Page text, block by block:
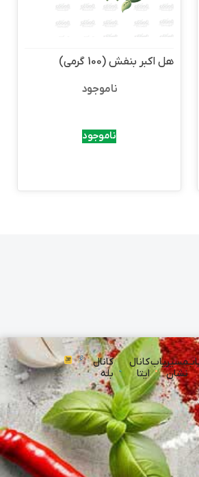
هل اکبر بنفش (100 گرمی)
ناموجود
ناموجود
مسیریاب
نشان
کانال
ایتا
کانال
بله